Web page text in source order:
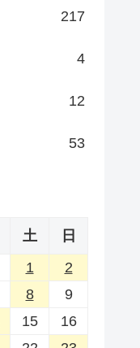
217
4
12
53
土
日
1
2
8
9
15
16